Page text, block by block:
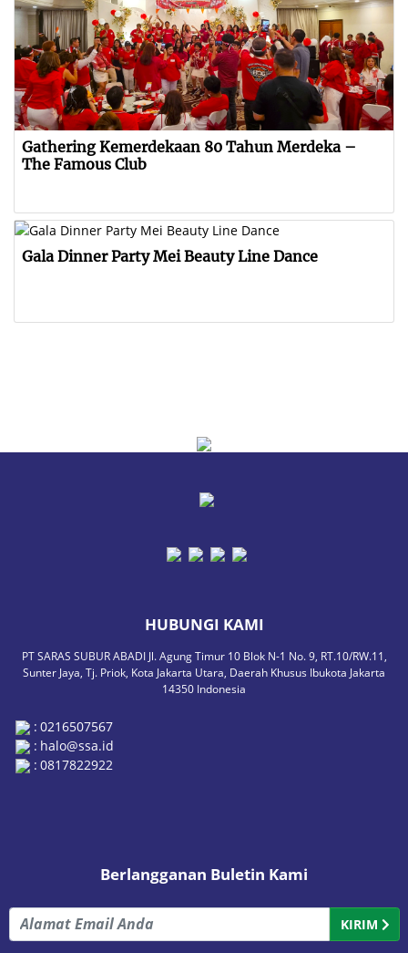
Gathering Kemerdekaan 80 Tahun Merdeka –
The Famous Club
Gala Dinner Party Mei Beauty Line Dance
HUBUNGI KAMI
PT SARAS SUBUR ABADI Jl. Agung Timur 10 Blok N-1 No. 9, RT.10/RW.11,
Sunter Jaya, Tj. Priok, Kota Jakarta Utara, Daerah Khusus Ibukota Jakarta
14350 Indonesia
: 0216507567
: halo@ssa.id
: 0817822922
Berlangganan Buletin Kami
KIRIM